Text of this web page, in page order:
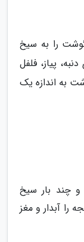
را به سیخ
پیاز، فلفل
به اندازه یک
و چند بار سیخ
را آبدار و مغز